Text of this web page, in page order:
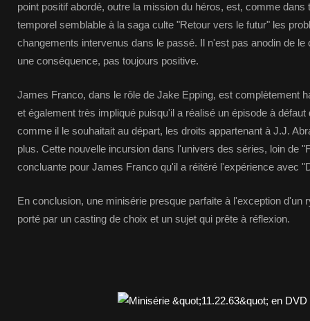
point positif abordé, outre la mission du héros, est, comme dans
temporel semblable à la saga culte "Retour vers le futur" les
changements intervenus dans le passé. Il n'est pas anodin de le
une conséquence, pas toujours positive.
James Franco, dans le rôle de Jake Epping, est complètement
et également très impliqué puisqu'il a réalisé un épisode à défaut
comme il le souhaitait au départ, les droits appartenant à J.J.
plus. Cette nouvelle incursion dans l'univers des séries, loin de
concluante pour James Franco qu'il a réitéré l'expérience avec
En conclusion, une minisérie presque parfaite à l'exception d'un
porté par un casting de choix et un sujet qui prête à réflexion.